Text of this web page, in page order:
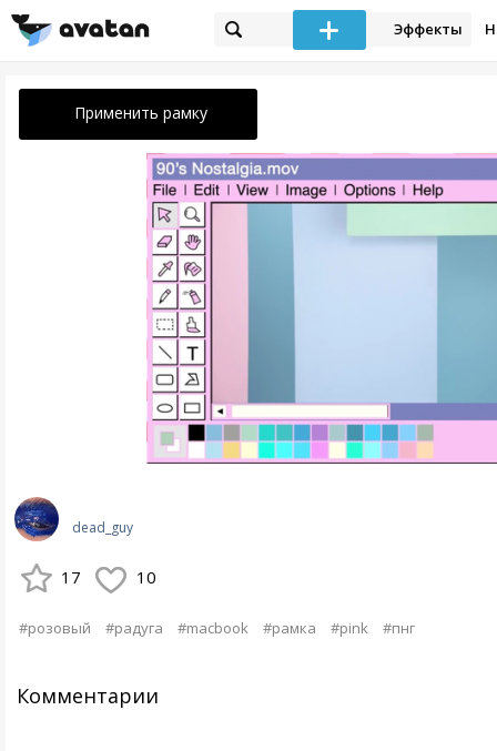
Эффекты
Применить рамку
dead_guy
17 10
#розовый #радуга #macbook #рамка #pink #пнг
Комментарии